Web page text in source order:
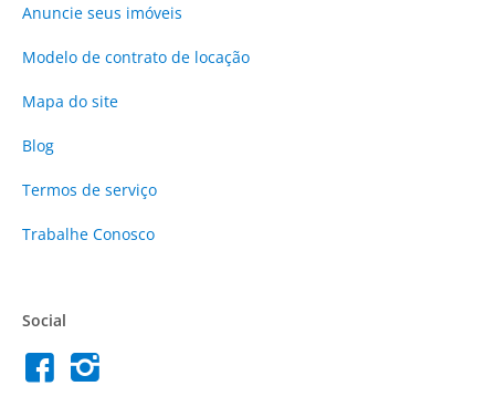
Anuncie seus imóveis
Modelo de contrato de locação
Mapa do site
Blog
Termos de serviço
Trabalhe Conosco
Social